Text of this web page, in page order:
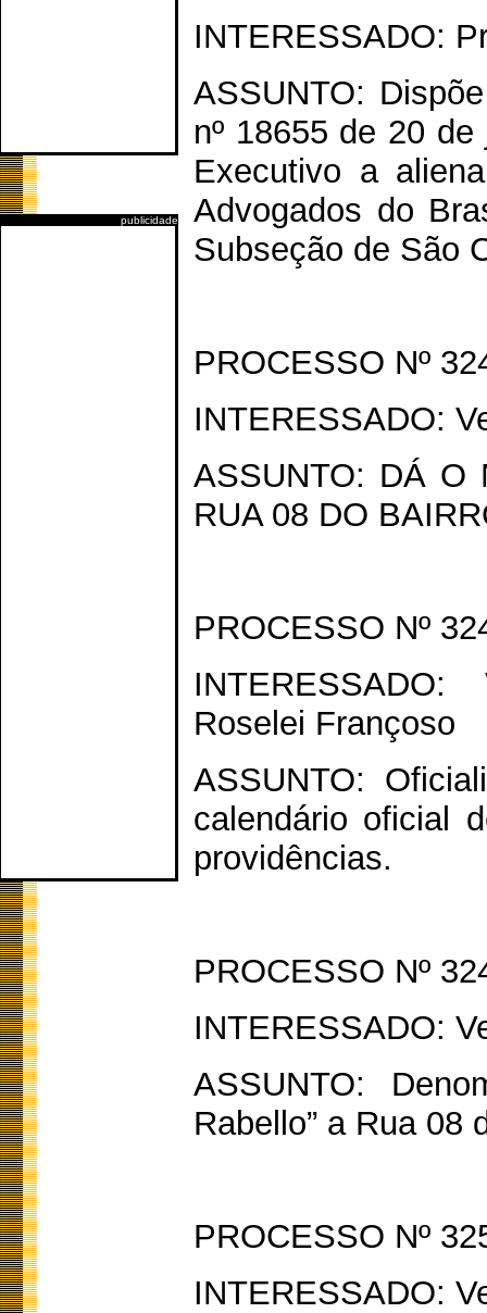
publicidade
INTERESSADO:
ASSUNTO:
nº 18655 de 20
Executivo a
Advogados do
Subseção de São
PROCESSO Nº
INTERESSADO:
ASSUNTO: DÁ O
RUA 08 DO
PROCESSO Nº
Roselei Françoso
ASSUNTO:
calendário oficial
providências.
PROCESSO Nº
INTERESSADO:
ASSUNTO:
Rabello” a Rua 08
PROCESSO Nº
INTERESSADO: